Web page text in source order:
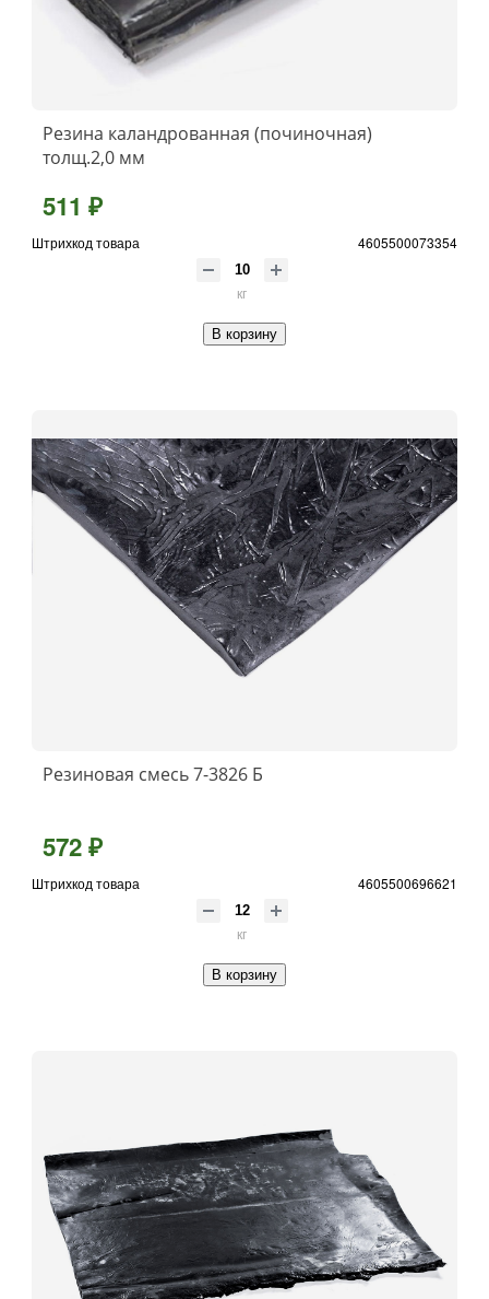
Резина каландрованная (починочная)
толщ.2,0 мм
511 ₽
Штрихкод товара 4605500073354
кг
В корзину
Резиновая смесь 7-3826 Б
572 ₽
Штрихкод товара 4605500696621
кг
В корзину